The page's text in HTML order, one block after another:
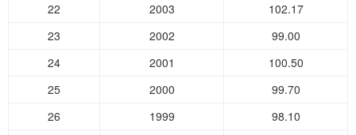
22
2003
102.17
23
2002
99.00
24
2001
100.50
25
2000
99.70
26
1999
98.10